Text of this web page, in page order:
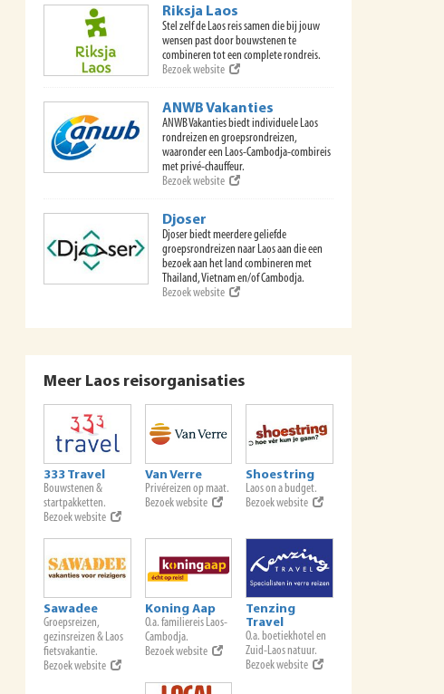
Riksja Laos
Stel zelf de Laos reis samen die bij jouw
wensen past door bouwstenen te
combineren tot een complete rondreis.
Bezoek website
ANWB Vakanties
ANWB Vakanties biedt individuele Laos
rondreizen en groepsrondreizen,
waaronder een Laos-Cambodja-combireis
met privé-chauffeur.
Bezoek website
Djoser
Djoser biedt meerdere geliefde
groepsrondreizen naar Laos aan die een
bezoek aan het land combineren met
Thailand, Vietnam en/of Cambodja.
Bezoek website
Meer Laos reisorganisaties
333 Travel
Bouwstenen &
startpakketten.
Bezoek website
Van Verre
Privéreizen op maat.
Bezoek website
Shoestring
Laos on a budget.
Bezoek website
Sawadee
Groepsreizen,
gezinsreizen & Laos
fietsvakantie.
Bezoek website
Koning Aap
O.a. familiereis Laos-
Cambodja.
Bezoek website
Tenzing
Travel
O.a. boetiekhotel en
Zuid-Laos natuur.
Bezoek website